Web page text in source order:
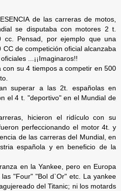
de las carreras de motos,
se disputaba con motores 2 t.
cc. Pensad, por ejemplo que una
CC de competición oficial alcanzaba
...¡¡Imaginaros!!
con su 4 tiempos a competir en 500
superar a las 2t. españolas en
el 4 t. "deportivo" en el Mundial de
hicieron el ridículo con su
perfeccionando el motor 4t. y
de las carreras del Mundial, en
española y en beneficio de la
en la Yankee, pero en Europa
"Four" "Bol d`Or" etc. La yankee
del Titanic; ni los motards